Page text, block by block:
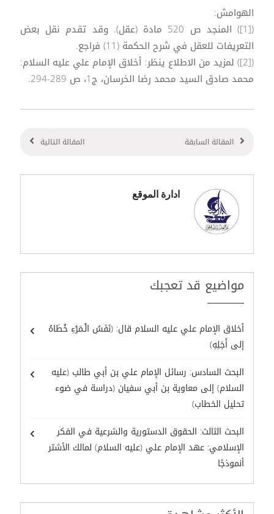
الهوامش:
([1]) المنجد ص 520 مادة (عقل). وقد تقدم نقل بعض
التعريفات للعقل في شرح الحكمة (11) فراجع.
([2]) لمزيد من الاطلاع ينظر: أخلاق الإمام علي عليه السلام:
محمد صادق السيد محمد رضا الخرسان، ج1، ص 289-294.
المقالة السابقة المقالة التالية
ادارة الموقع
مواضيع قد تعجبك
أخلاق الإمام علي عليه السلام قال: (نَفَسُ الْـمَرْءِ خُطَاهُ
إلى أَجَلِهِ)
البحث السادس: رسائل الإمام علي بن أبي طالب (عليه
السلام) إلى معاوية بن أبي سفيان (دراسة في ضوء
تحليل الخطاب)
البحث الثالث: الحقوق الدستورية والشرعية في الفكر
الإسلامي: عهد الإمام علي (عليه السلام) لمالك الأشتر
أنموذجًا